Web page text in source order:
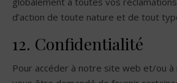
d’action de toute nature et de tout
12. Confidentialité
Pour accéder à notre site web et/ou à